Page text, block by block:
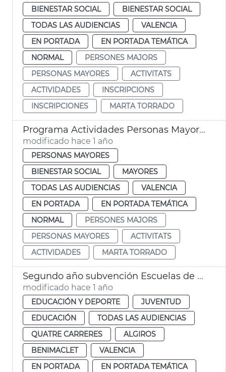
BIENESTAR SOCIAL
BIENESTAR SOCIAL
TODAS LAS AUDIENCIAS
VALENCIA
EN PORTADA
EN PORTADA TEMÁTICA
NORMAL
PERSONES MAJORS
PERSONAS MAYORES
ACTIVITATS
ACTIVIDADES
INSCRIPCIONS
INSCRIPCIONES
MARTA TORRADO
Programa Actividades Personas Mayores
modificado hace 1 año
PERSONAS MAYORES
BIENESTAR SOCIAL
MAYORES
TODAS LAS AUDIENCIAS
VALENCIA
EN PORTADA
EN PORTADA TEMÁTICA
NORMAL
PERSONES MAJORS
PERSONAS MAYORES
ACTIVITATS
ACTIVIDADES
MARTA TORRADO
Segundo año subvención Escuelas de Pascua 2025
modificado hace 1 año
EDUCACIÓN Y DEPORTE
JUVENTUD
EDUCACIÓN
TODAS LAS AUDIENCIAS
QUATRE CARRERES
ALGIROS
BENIMACLET
VALENCIA
EN PORTADA
EN PORTADA TEMÁTICA